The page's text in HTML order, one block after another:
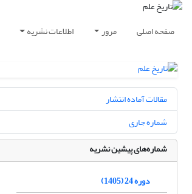
صفحه اصلی مرور اطلاعات نشریه
مقالات آماده انتشار
شماره جاری
شماره‌های پیشین نشریه
دوره 24 (1405)